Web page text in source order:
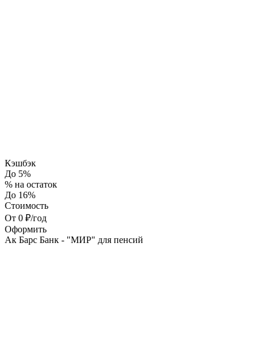
Кэшбэк
До 5%
% на остаток
До 16%
Стоимость
От 0 ₽/год
Оформить
Ак Барс Банк - "МИР" для пенсий